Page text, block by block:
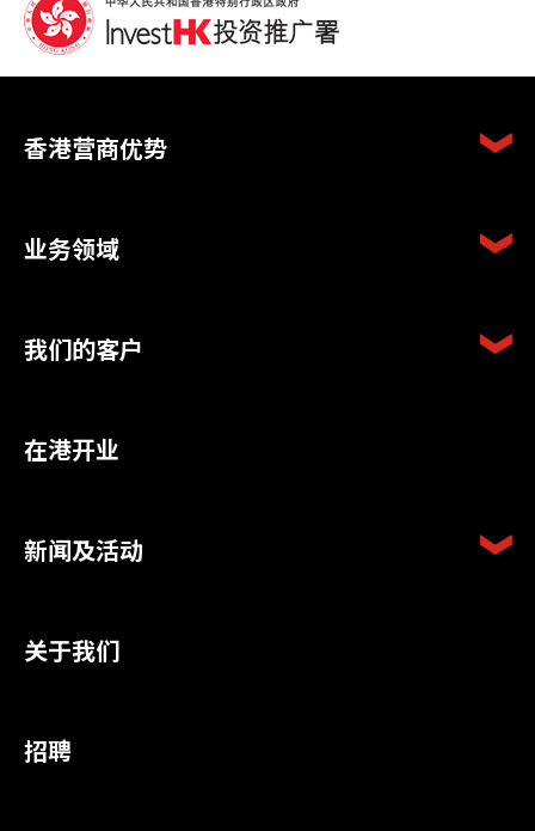
香港营商优势
业务领域
我们的客户
在港开业
新闻及活动
关于我们
招聘